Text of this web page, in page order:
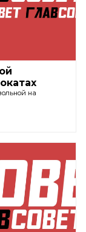
на